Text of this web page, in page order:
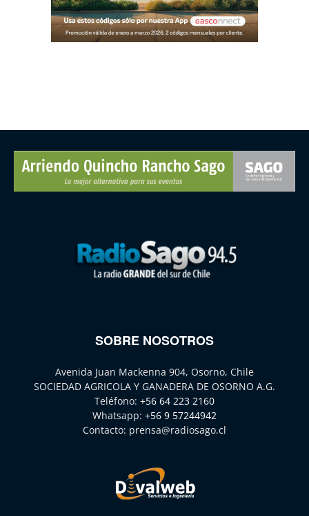
SOBRE NOSOTROS
Avenida Juan Mackenna 904, Osorno, Chile
SOCIEDAD AGRICOLA Y GANADERA DE OSORNO A.G.
Teléfono: +56 64 223 2160
Whatsapp: +56 9 57244942
Contacto: prensa@radiosago.cl